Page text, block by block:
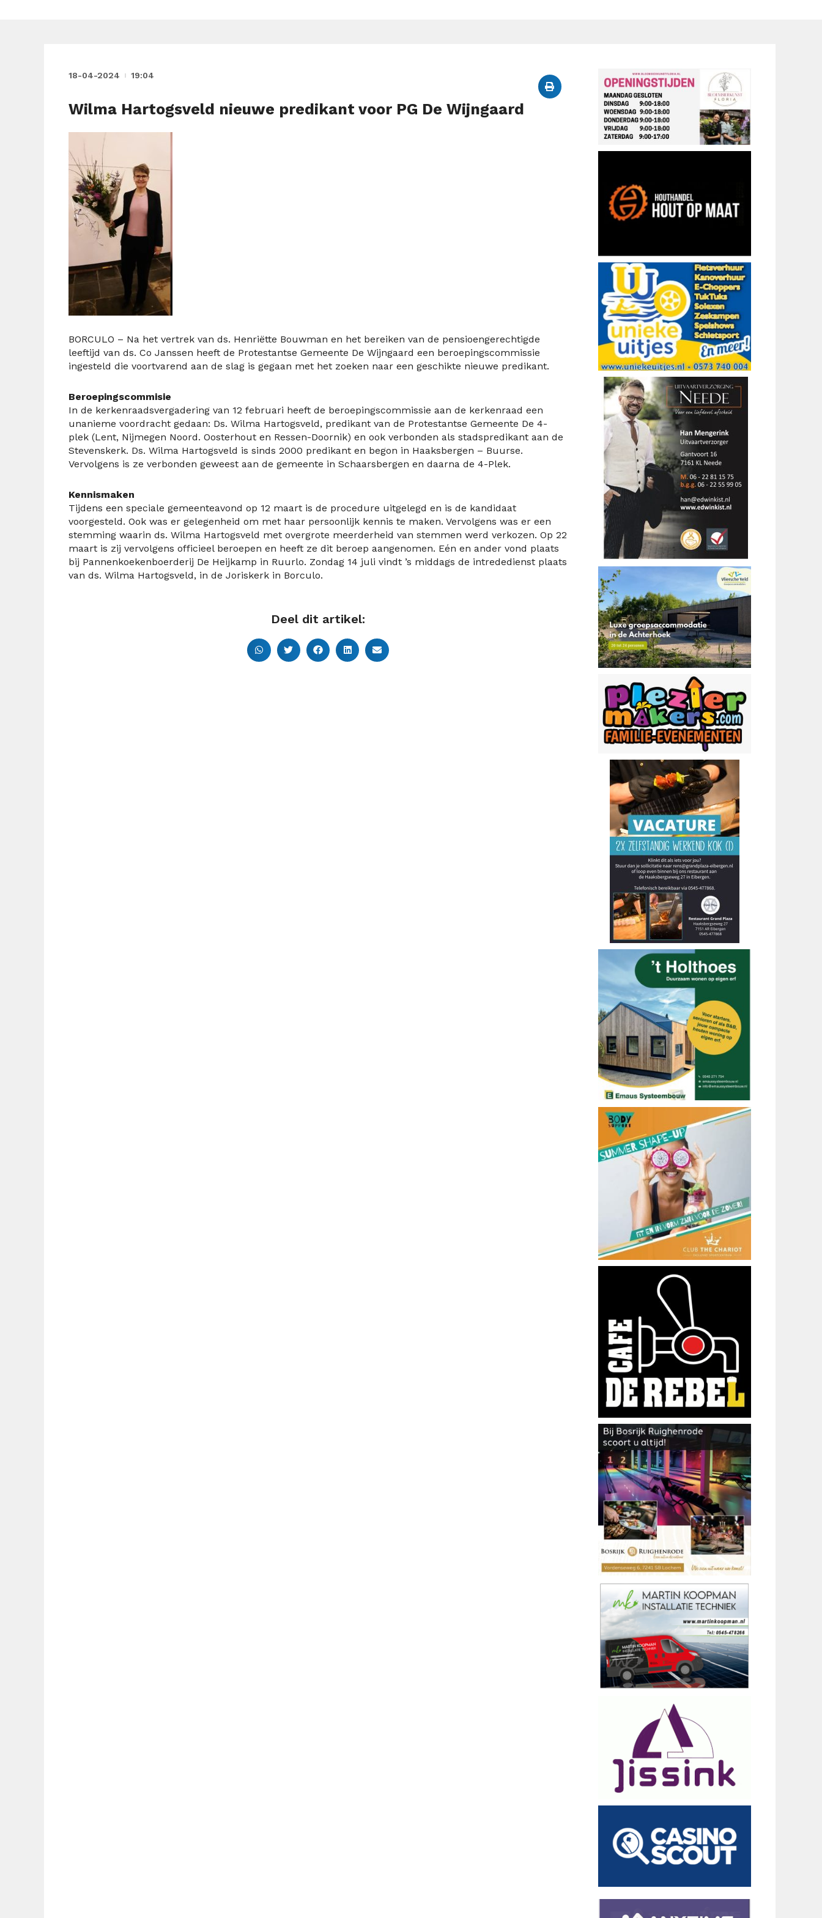
18-04-2024 19:04
Wilma Hartogsveld nieuwe predikant voor PG De Wijngaard
BORCULO – Na het vertrek van ds. Henriëtte Bouwman en het bereiken van de pensioengerechtigde
leeftijd van ds. Co Janssen heeft de Protestantse Gemeente De Wijngaard een beroepingscommissie
ingesteld die voortvarend aan de slag is gegaan met het zoeken naar een geschikte nieuwe predikant.
Beroepingscommisie
In de kerkenraadsvergadering van 12 februari heeft de beroepingscommissie aan de kerkenraad een
unanieme voordracht gedaan: Ds. Wilma Hartogsveld, predikant van de Protestantse Gemeente De 4-
plek (Lent, Nijmegen Noord. Oosterhout en Ressen-Doornik) en ook verbonden als stadspredikant aan de
Stevenskerk. Ds. Wilma Hartogsveld is sinds 2000 predikant en begon in Haaksbergen – Buurse.
Vervolgens is ze verbonden geweest aan de gemeente in Schaarsbergen en daarna de 4-Plek.
Kennismaken
Tijdens een speciale gemeenteavond op 12 maart is de procedure uitgelegd en is de kandidaat
voorgesteld. Ook was er gelegenheid om met haar persoonlijk kennis te maken. Vervolgens was er een
stemming waarin ds. Wilma Hartogsveld met overgrote meerderheid van stemmen werd verkozen. Op 22
maart is zij vervolgens officieel beroepen en heeft ze dit beroep aangenomen. Eén en ander vond plaats
bij Pannenkoekenboerderij De Heijkamp in Ruurlo. Zondag 14 juli vindt ’s middags de intrededienst plaats
van ds. Wilma Hartogsveld, in de Joriskerk in Borculo.
Deel dit artikel: